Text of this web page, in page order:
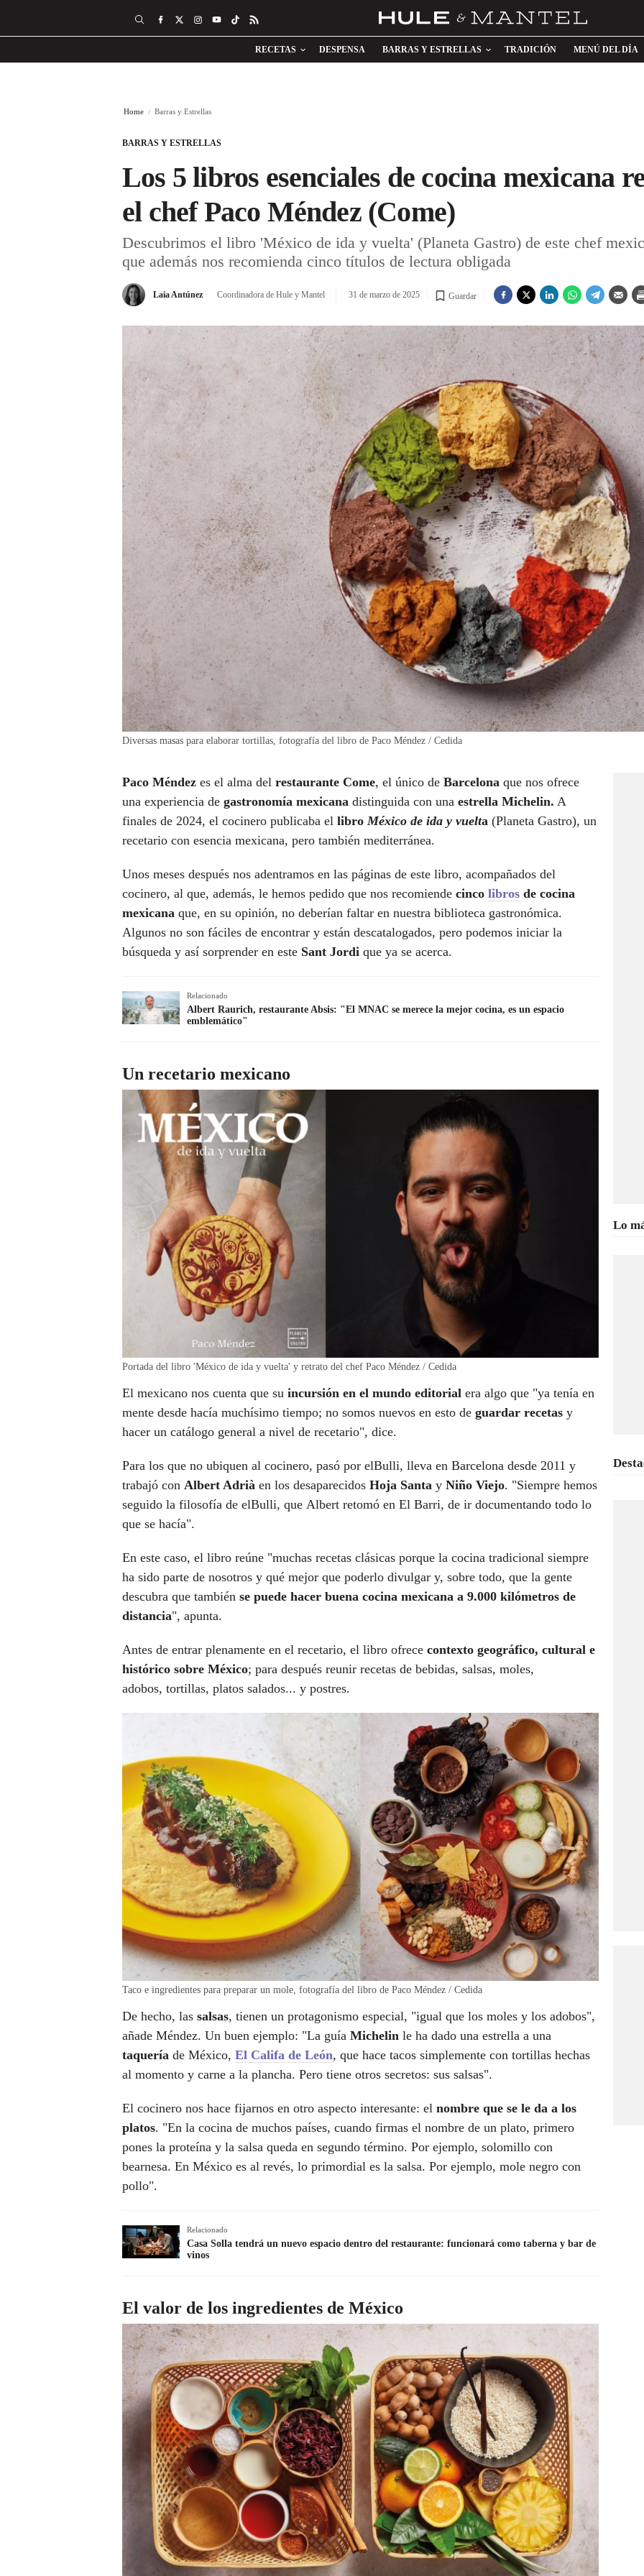
RECETAS DESPENSA BARRAS Y ESTRELLAS TRADICIÓN MENÚ DEL DÍA
Home Barras y Estrellas
BARRAS Y ESTRELLAS
Los 5 libros esenciales de cocina mexicana
el chef Paco Méndez (Come)
Descubrimos el libro 'México de ida y vuelta' (Planeta Gastro) de este chef
que además nos recomienda cinco títulos de lectura obligada
Laia Antúnez Coordinadora de Hule y Mantel 31 de marzo de 2025 Guardar
Diversas masas para elaborar tortillas, fotografía del libro de Paco Méndez / Cedida
Paco Méndez es el alma del restaurante Come, el único de Barcelona que nos ofrece
una experiencia de gastronomía mexicana distinguida con una estrella Michelin. A
finales de 2024, el cocinero publicaba el libro México de ida y vuelta (Planeta Gastro), un
recetario con esencia mexicana, pero también mediterránea.
Unos meses después nos adentramos en las páginas de este libro, acompañados del
cocinero, al que, además, le hemos pedido que nos recomiende cinco libros de cocina
mexicana que, en su opinión, no deberían faltar en nuestra biblioteca gastronómica.
Algunos no son fáciles de encontrar y están descatalogados, pero podemos iniciar la
búsqueda y así sorprender en este Sant Jordi que ya se acerca.
Relacionado
Albert Raurich, restaurante Absis: "El MNAC se merece la mejor cocina, es un espacio
emblemático"
Un recetario mexicano
Portada del libro 'México de ida y vuelta' y retrato del chef Paco Méndez / Cedida
El mexicano nos cuenta que su incursión en el mundo editorial era algo que "ya tenía en
mente desde hacía muchísimo tiempo; no somos nuevos en esto de guardar recetas y
hacer un catálogo general a nivel de recetario", dice.
Para los que no ubiquen al cocinero, pasó por elBulli, lleva en Barcelona desde 2011 y
trabajó con Albert Adrià en los desaparecidos Hoja Santa y Niño Viejo. "Siempre hemos
seguido la filosofía de elBulli, que Albert retomó en El Barri, de ir documentando todo lo
que se hacía".
En este caso, el libro reúne "muchas recetas clásicas porque la cocina tradicional siempre
ha sido parte de nosotros y qué mejor que poderlo divulgar y, sobre todo, que la gente
descubra que también se puede hacer buena cocina mexicana a 9.000 kilómetros de
distancia", apunta.
Antes de entrar plenamente en el recetario, el libro ofrece contexto geográfico, cultural e
histórico sobre México; para después reunir recetas de bebidas, salsas, moles,
adobos, tortillas, platos salados... y postres.
Taco e ingredientes para preparar un mole, fotografía del libro de Paco Méndez / Cedida
De hecho, las salsas, tienen un protagonismo especial, "igual que los moles y los adobos",
añade Méndez. Un buen ejemplo: "La guía Michelin le ha dado una estrella a una
taquería de México, El Califa de León, que hace tacos simplemente con tortillas hechas
al momento y carne a la plancha. Pero tiene otros secretos: sus salsas".
El cocinero nos hace fijarnos en otro aspecto interesante: el nombre que se le da a los
platos. "En la cocina de muchos países, cuando firmas el nombre de un plato, primero
pones la proteína y la salsa queda en segundo término. Por ejemplo, solomillo con
bearnesa. En México es al revés, lo primordial es la salsa. Por ejemplo, mole negro con
pollo".
Relacionado
Casa Solla tendrá un nuevo espacio dentro del restaurante: funcionará como taberna y bar de
vinos
El valor de los ingredientes de México
Lo